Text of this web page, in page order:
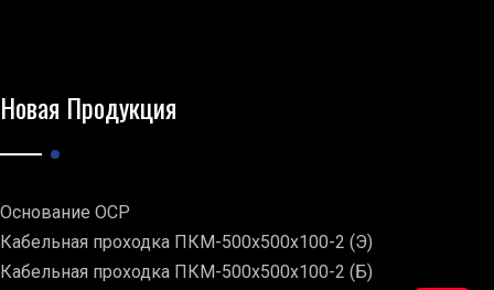
Новая Продукция
Основание ОСР
Кабельная проходка ПКМ-500х500х100-2 (Э)
Кабельная проходка ПКМ-500х500х100-2 (Б)